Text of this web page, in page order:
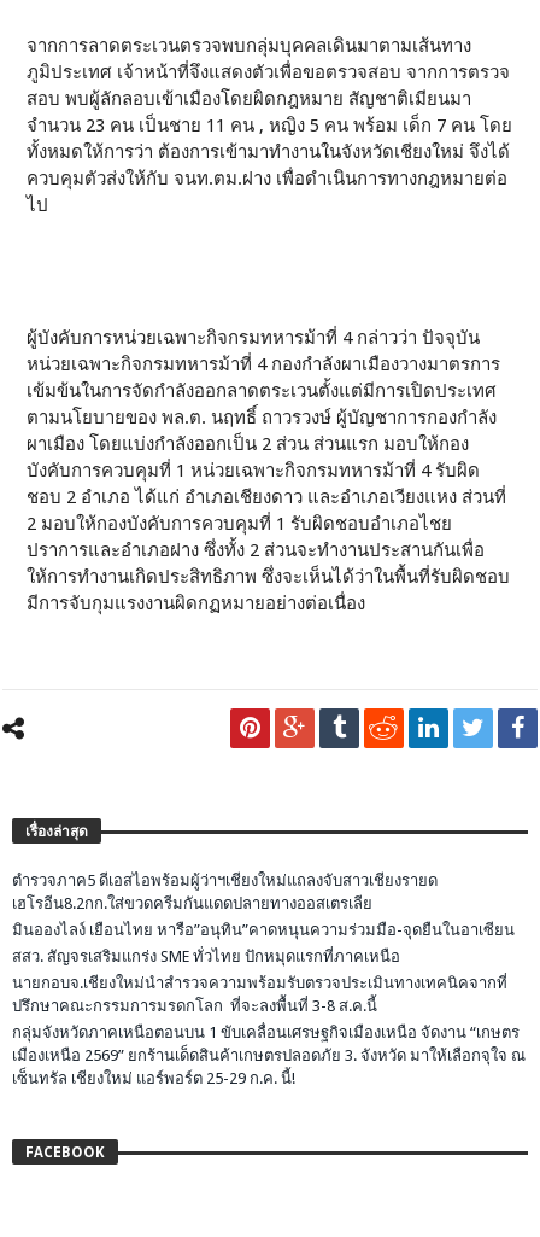
จากการลาดตระเวนตรวจพบกลุ่มบุคคลเดินมาตามเส้นทาง
ภูมิประเทศ เจ้าหน้าที่จึงแสดงตัวเพื่อขอตรวจสอบ จากการตรวจ
สอบ พบผู้ลักลอบเข้าเมืองโดยผิดกฎหมาย สัญชาติเมียนมา
จำนวน 23 คน เป็นชาย 11 คน , หญิง 5 คน พร้อม เด็ก 7 คน โดย
ทั้งหมดให้การว่า ต้องการเข้ามาทำงานในจังหวัดเชียงใหม่ จึงได้
ควบคุมตัวส่งให้กับ จนท.ตม.ฝาง เพื่อดำเนินการทางกฎหมายต่อ
ไป
ผู้บังคับการหน่วยเฉพาะกิจกรมทหารม้าที่ 4 กล่าวว่า ปัจจุบัน
หน่วยเฉพาะกิจกรมทหารม้าที่ 4 กองกำลังผาเมืองวางมาตรการ
เข้มข้นในการจัดกำลังออกลาดตระเวนตั้งแต่มีการเปิดประเทศ
ตามนโยบายของ พล.ต. นฤทธิ์ ถาวรวงษ์ ผู้บัญชาการกองกำลัง
ผาเมือง โดยแบ่งกำลังออกเป็น 2 ส่วน ส่วนแรก มอบให้กอง
บังคับการควบคุมที่ 1 หน่วยเฉพาะกิจกรมทหารม้าที่ 4 รับผิด
ชอบ 2 อำเภอ ได้แก่ อำเภอเชียงดาว และอำเภอเวียงแหง ส่วนที่
2 มอบให้กองบังคับการควบคุมที่ 1 รับผิดชอบอำเภอไชย
ปราการและอำเภอฝาง ซึ่งทั้ง 2 ส่วนจะทำงานประสานกันเพื่อ
ให้การทำงานเกิดประสิทธิภาพ ซึ่งจะเห็นได้ว่าในพื้นที่รับผิดชอบ
มีการจับกุมแรงงานผิดกฏหมายอย่างต่อเนื่อง
เรื่องล่าสุด
ตำรวจภาค5 ดีเอสไอพร้อมผู้ว่าฯเชียงใหม่แถลงจับสาวเชียงรายด
เฮโรอีน8.2กก.ใส่ขวดครีมกันแดดปลายทางออสเตรเลีย
มินอองไลง์ เยือนไทย หารือ”อนุทิน”คาดหนุนความร่วมมือ-จุดยืนในอาเซียน
สสว. สัญจรเสริมแกร่ง SME ทั่วไทย ปักหมุดแรกที่ภาคเหนือ
นายกอบจ.เชียงใหม่นำสำรวจความพร้อมรับตรวจประเมินทางเทคนิคจากที่
ปรึกษาคณะกรรมการมรดกโลก ที่จะลงพื้นที่ 3-8 ส.ค.นี้
กลุ่มจังหวัดภาคเหนือตอนบน 1 ขับเคลื่อนเศรษฐกิจเมืองเหนือ จัดงาน “เกษตร
เมืองเหนือ 2569” ยกร้านเด็ดสินค้าเกษตรปลอดภัย 3. จังหวัด มาให้เลือกจุใจ ณ
เซ็นทรัล เชียงใหม่ แอร์พอร์ต 25-29 ก.ค. นี้!
FACEBOOK